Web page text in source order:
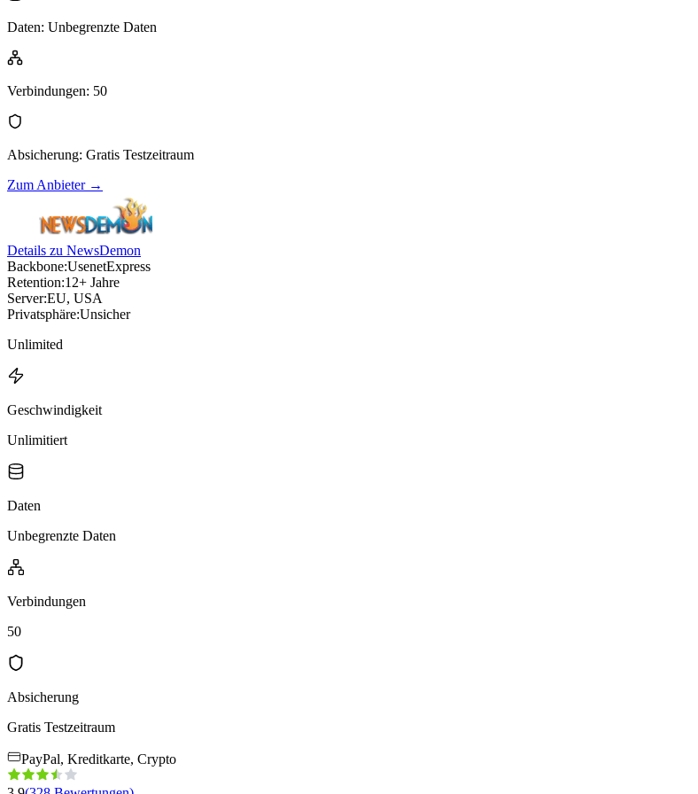
Daten: Unbegrenzte Daten
Verbindungen: 50
Absicherung: Gratis Testzeitraum
Zum Anbieter→
Details zu NewsDemon
Backbone:UsenetExpress
Retention:12+ Jahre
Server:EU, USA
Privatsphäre:Unsicher
Unlimited
Geschwindigkeit
Unlimitiert
Daten
Unbegrenzte Daten
Verbindungen
50
Absicherung
Gratis Testzeitraum
PayPal, Kreditkarte, Crypto